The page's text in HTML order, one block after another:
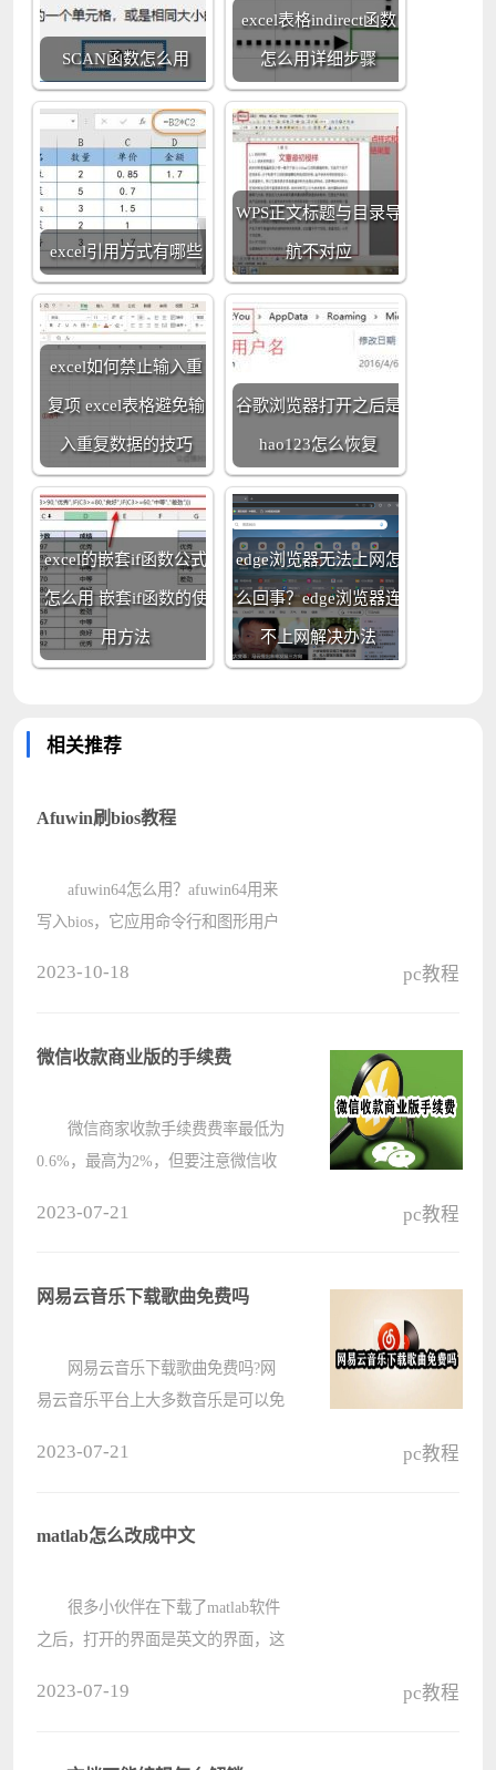
SCAN函数怎么用
excel表格indirect函数
怎么用详细步骤
excel引用方式有哪些
WPS正文标题与目录导
航不对应
excel如何禁止输入重
复项 excel表格避免输
入重复数据的技巧
谷歌浏览器打开之后是
hao123怎么恢复
excel的嵌套if函数公式
怎么用 嵌套if函数的使
用方法
edge浏览器无法上网怎
么回事？edge浏览器连
不上网解决办法
相关推荐
Afuwin刷bios教程
afuwin64怎么用？afuwin64用来
写入bios，它应用命令行和图形用户
起来看下具体的教程吧。
2023-10-18 pc教程
微信收款商业版的手续费
微信商家收款手续费费率最低为
0.6%，最高为2%，但要注意微信收
不同的，更多详细内容可以看下面更
2023-07-21 pc教程
网易云音乐下载歌曲免费吗
网易云音乐下载歌曲免费吗?网
易云音乐平台上大多数音乐是可以免
支持正版人人有责，暂时资金不足的
2023-07-21 pc教程
matlab怎么改成中文
很多小伙伴在下载了matlab软件
之后，打开的界面是英文的界面，这
2023-07-19 pc教程